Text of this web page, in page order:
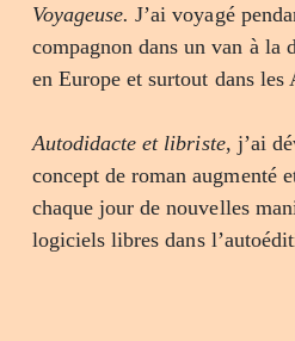
Voyageuse. J’ai voyagé
compagnon dans un van à la
en Europe et surtout dans les
Autodidacte et libriste, j’ai
concept de roman augmenté
chaque jour de nouvelles
logiciels libres dans